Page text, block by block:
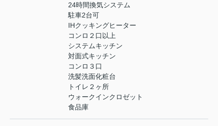
24時間換気システム
駐車2台可
IHクッキングヒーター
コンロ２口以上
システムキッチン
対面式キッチン
コンロ３口
洗髪洗面化粧台
トイレ２ヶ所
ウォークインクロゼット
食品庫